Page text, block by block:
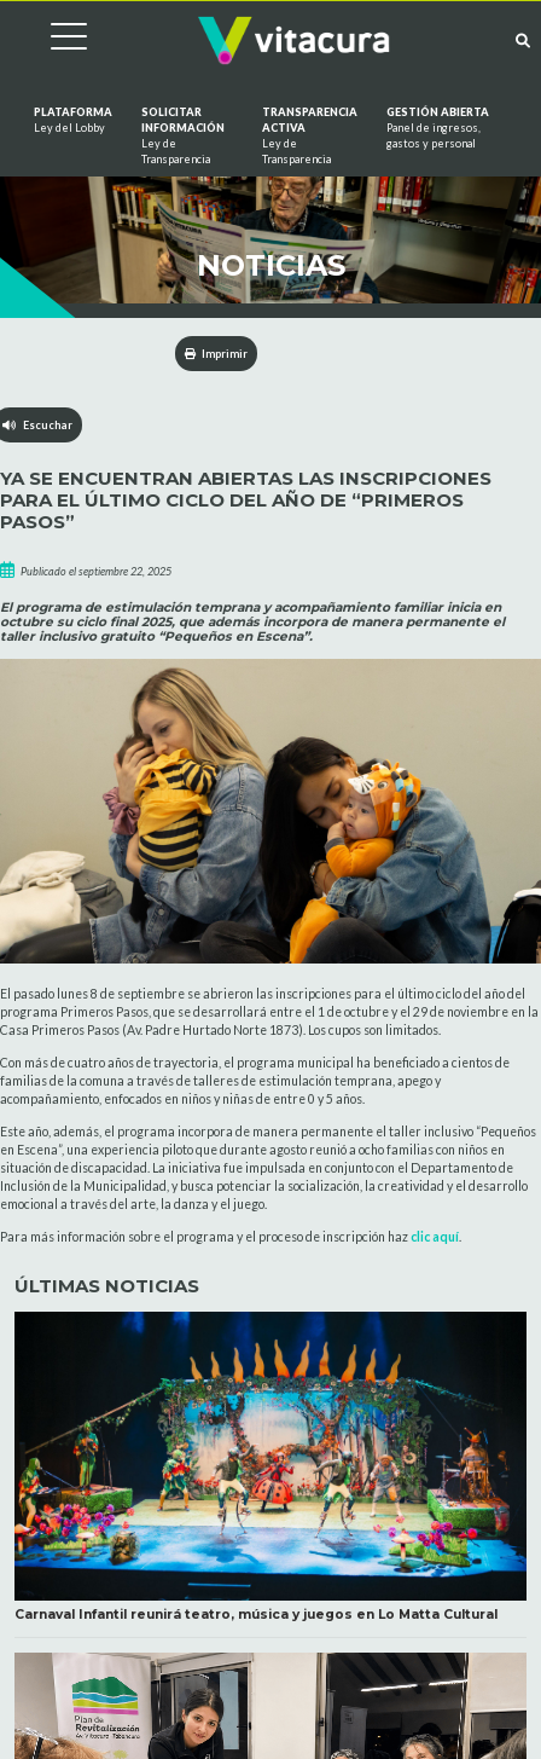
PLATAFORMA
Ley del Lobby
SOLICITAR
INFORMACIÓN
Ley de
Transparencia
TRANSPARENCIA
ACTIVA
Ley de
Transparencia
GESTIÓN ABIERTA
Panel de ingresos,
gastos y personal
NOTICIAS
Imprimir
Escuchar
YA SE ENCUENTRAN ABIERTAS LAS INSCRIPCIONES
PARA EL ÚLTIMO CICLO DEL AÑO DE “PRIMEROS
PASOS”
Publicado el septiembre 22, 2025
El programa de estimulación temprana y acompañamiento familiar inicia en
octubre su ciclo final 2025, que además incorpora de manera permanente el
taller inclusivo gratuito “Pequeños en Escena”.
El pasado lunes 8 de septiembre se abrieron las inscripciones para el último ciclo del año del
programa Primeros Pasos, que se desarrollará entre el 1 de octubre y el 29 de noviembre en la
Casa Primeros Pasos (Av. Padre Hurtado Norte 1873). Los cupos son limitados.
Con más de cuatro años de trayectoria, el programa municipal ha beneficiado a cientos de
familias de la comuna a través de talleres de estimulación temprana, apego y
acompañamiento, enfocados en niños y niñas de entre 0 y 5 años.
Este año, además, el programa incorpora de manera permanente el taller inclusivo “Pequeños
en Escena”, una experiencia piloto que durante agosto reunió a ocho familias con niños en
situación de discapacidad. La iniciativa fue impulsada en conjunto con el Departamento de
Inclusión de la Municipalidad, y busca potenciar la socialización, la creatividad y el desarrollo
emocional a través del arte, la danza y el juego.
Para más información sobre el programa y el proceso de inscripción hazclic aquí
ÚLTIMAS NOTICIAS
Carnaval Infantil reunirá teatro, música y juegos en Lo Matta Cultural